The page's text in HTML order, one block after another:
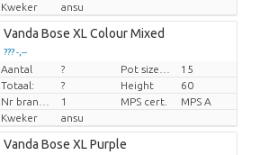
Kweker
ansu
Vanda Bose XL Colour Mixed
??? -,--
Prijs per stuk
Aantal ?
15
Totaal:
? Height
60
1 MPS cert.
MPS A
Kweker
ansu
Vanda Bose XL Purple